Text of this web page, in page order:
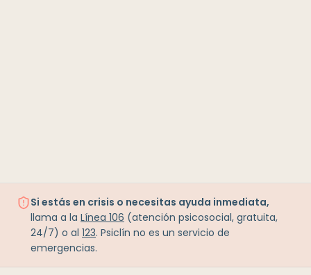
Si estás en crisis o necesitas ayuda inmediata,
llama a la Línea 106 (atención psicosocial, gratuita,
24/7) o al 123. Psiclín no es un servicio de
emergencias.